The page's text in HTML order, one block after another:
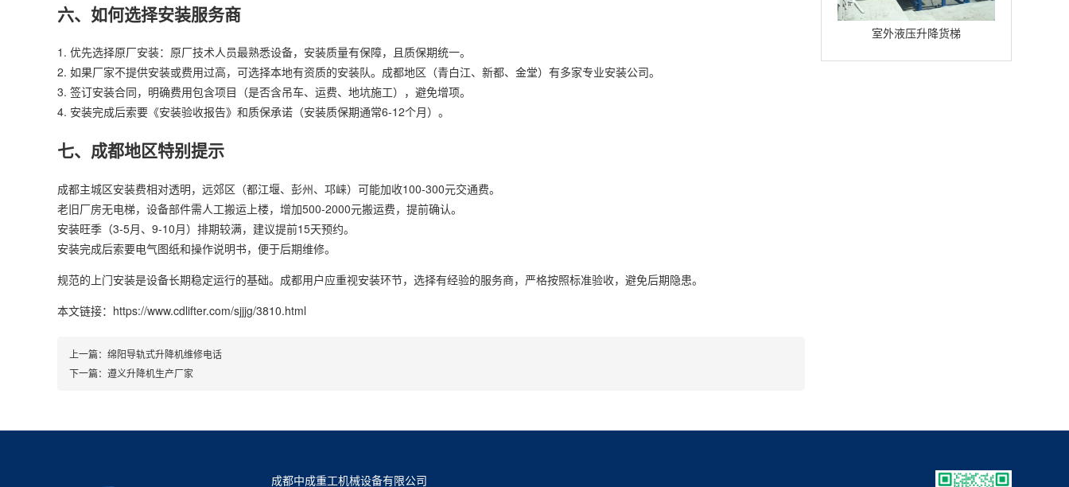
室外液压升降货梯
六、如何选择安装服务商
1. 优先选择原厂安装：原厂技术人员最熟悉设备，安装质量有保障，且质保期统一。
2. 如果厂家不提供安装或费用过高，可选择本地有资质的安装队。成都地区（青白江、新都、金堂）有多家专业安装公司。
3. 签订安装合同，明确费用包含项目（是否含吊车、运费、地坑施工），避免增项。
4. 安装完成后索要《安装验收报告》和质保承诺（安装质保期通常6-12个月）。
七、成都地区特别提示
成都主城区安装费相对透明，远郊区（都江堰、彭州、邛崃）可能加收100-300元交通费。
老旧厂房无电梯，设备部件需人工搬运上楼，增加500-2000元搬运费，提前确认。
安装旺季（3-5月、9-10月）排期较满，建议提前15天预约。
安装完成后索要电气图纸和操作说明书，便于后期维修。
规范的上门安装是设备长期稳定运行的基础。成都用户应重视安装环节，选择有经验的服务商，严格按照标准验收，避免后期隐患。
本文链接：https://www.cdlifter.com/sjjjg/3810.html
上一篇： 绵阳导轨式升降机维修电话
下一篇： 遵义升降机生产厂家
成都中成重工机械设备有限公司